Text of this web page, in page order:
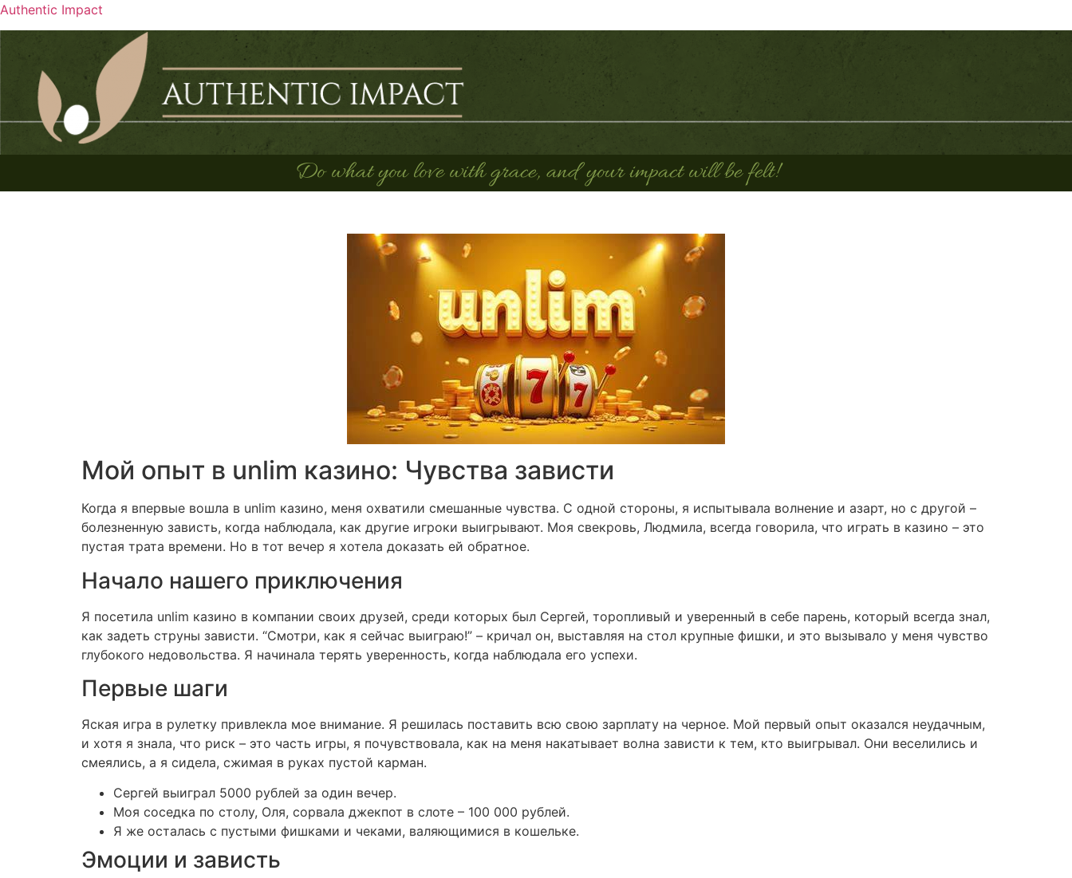
Authentic Impact
Do what you love with grace, and your impact will be felt!
Мой опыт в unlim казино: Чувства зависти
Когда я впервые вошла в unlim казино, меня охватили смешанные чувства. С одной стороны, я испытывала волнение и азарт, но с другой –
болезненную зависть, когда наблюдала, как другие игроки выигрывают. Моя свекровь, Людмила, всегда говорила, что играть в казино – это
пустая трата времени. Но в тот вечер я хотела доказать ей обратное.
Начало нашего приключения
Я посетила unlim казино в компании своих друзей, среди которых был Сергей, торопливый и уверенный в себе парень, который всегда знал,
как задеть струны зависти. “Смотри, как я сейчас выиграю!” – кричал он, выставляя на стол крупные фишки, и это вызывало у меня чувство
глубокого недовольства. Я начинала терять уверенность, когда наблюдала его успехи.
Первые шаги
Яская игра в рулетку привлекла мое внимание. Я решилась поставить всю свою зарплату на черное. Мой первый опыт оказался неудачным,
и хотя я знала, что риск – это часть игры, я почувствовала, как на меня накатывает волна зависти к тем, кто выигрывал. Они веселились и
смеялись, а я сидела, сжимая в руках пустой карман.
Сергей выиграл 5000 рублей за один вечер.
Моя соседка по столу, Оля, сорвала джекпот в слоте – 100 000 рублей.
Я же осталась с пустыми фишками и чеками, валяющимися в кошельке.
Эмоции и зависть